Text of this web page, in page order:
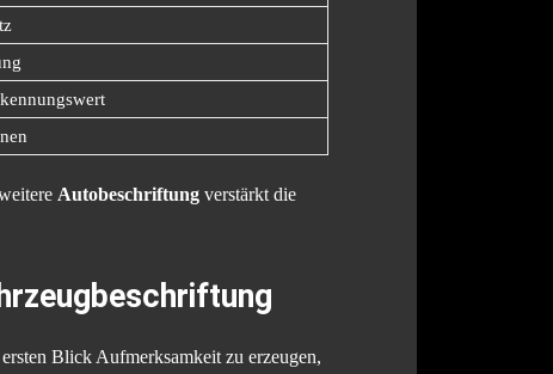
Autobeschriftung verstärkt die
Blick Aufmerksamkeit zu erzeugen,